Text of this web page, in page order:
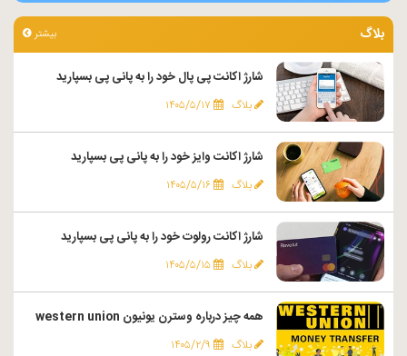
بلاگ بیشتر
شارژ اکانت پی پال خود را به پانی پی بسپارید
بلاگ ۱۴۰۵/۵/۱۷
شارژ اکانت وایز خود را به پانی پی بسپارید
بلاگ ۱۴۰۵/۵/۱۶
شارژ اکانت رولوت خود را به پانی پی بسپارید
بلاگ ۱۴۰۵/۵/۱۵
همه چیز درباره وسترن یونیون western union
بلاگ ۱۴۰۵/۲/۹